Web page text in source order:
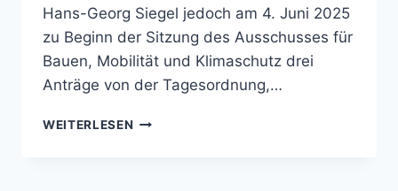
Hans-Georg Siegel jedoch am 4. Juni 2025
zu Beginn der Sitzung des Ausschusses für
Bauen, Mobilität und Klimaschutz drei
Anträge von der Tagesordnung,…
WEITERLESEN ENTSCHEIDUNG